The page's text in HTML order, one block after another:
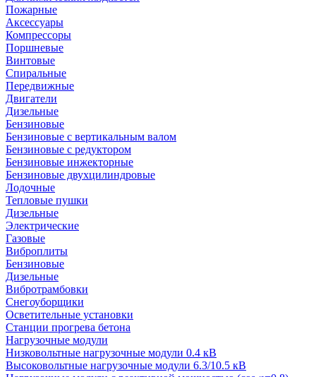
Пожарные
Аксессуары
Компрессоры
Поршневые
Винтовые
Спиральные
Передвижные
Двигатели
Дизельные
Бензиновые
Бензиновые с вертикальным валом
Бензиновые с редуктором
Бензиновые инжекторные
Бензиновые двухцилиндровые
Лодочные
Тепловые пушки
Дизельные
Электрические
Газовые
Виброплиты
Бензиновые
Дизельные
Вибротрамбовки
Снегоуборщики
Осветительные установки
Станции прогрева бетона
Нагрузочные модули
Низковольтные нагрузочные модули 0.4 кВ
Высоковольтные нагрузочные модули 6.3/10.5 кВ